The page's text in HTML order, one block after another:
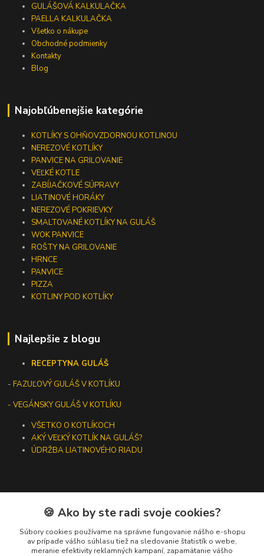
GULÁŠOVÁ KALKULAČKA
PAELLA KALKULAČKA
Všetko o nákupe
Obchodné podmienky
Kontakty
Blog
Najobľúbenejšie kategórie
KOTLÍKY S OHŇOVZDORNOU KOTLINOU
NEREZOVÉ KOTLÍKY
PANVICE NA GRILOVANIE
VEĽKÉ KOTLE
ZABÍJAČKOVÉ SÚPRAVY
LIATINOVÉ HORÁKY
NEREZOVÉ POKRIEVKY
SMALTOVANÉ KOTLÍKY NA GULÁŠ
WOK PANVICE
ROŠTY NA GRILOVANIE
HRNCE
PANVICE
PIZZA
KOTLINY POD KOTLÍKY
Najlepšie z blogu
RECEPTYNA GULÁŠ
-FAZUĽOVÝ GULÁŠ V KOTLÍKU
- VEGÁNSKY GULÁŠ V KOTLÍKU
VŠETKO O KOTLÍKOCH
AKÝ VEĽKÝ KOTLÍK NA GULÁŠ?
ÚDRŽBA LIATINOVÉHO RIADU
Kontakty
+421 919 275 553
(Po-Pia, 10-13 hod.)
🍪 Ako by ste radi svoje cookies?
Súbory cookies používame na správne fungovanie nášho e-shopu
av prípade vášho súhlasu tiež na sledovanie štatistík o webe,
meranie efektivity reklamných kampaní, zapamätanie vášho